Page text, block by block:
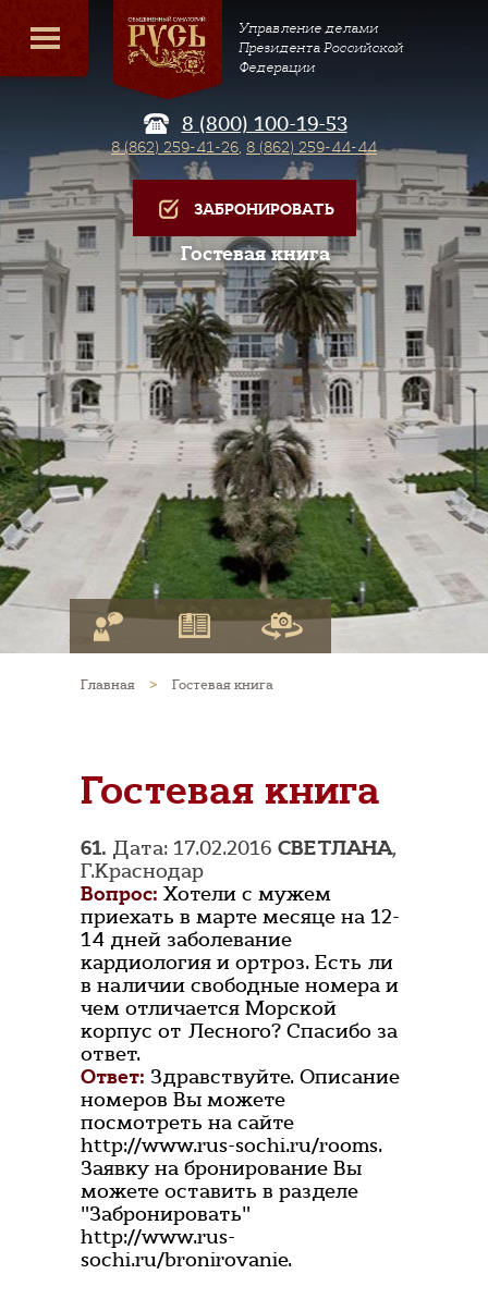
Управление делами
Президента Российской
Федерации
8 (800) 100-19-53
8 (862) 259-41-26, 8 (862) 259-44-44
ЗАБРОНИРОВАТЬ
Гостевая книга
Главная > Гостевая книга
Гостевая книга
61. Дата: 17.02.2016 СВЕТЛАНА,
Г.Краснодар
Вопрос: Хотели с мужем
приехать в марте месяце на 12-
14 дней заболевание
кардиология и ортроз. Есть ли
в наличии свободные номера и
чем отличается Морской
корпус от Лесного? Спасибо за
ответ.
Ответ: Здравствуйте. Описание
номеров Вы можете
посмотреть на сайте
http://www.rus-sochi.ru/rooms.
Заявку на бронирование Вы
можете оставить в разделе
"Забронировать"
http://www.rus-
sochi.ru/bronirovanie.